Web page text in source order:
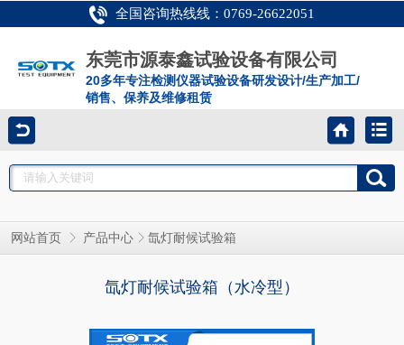
全国咨询热线线：0769-26622051
东莞市源泰鑫试验设备有限公司
20多年专注检测仪器试验设备研发设计/生产加工/
销售、保养及维修租赁
网站首页 产品中心 氙灯耐候试验箱
氙灯耐候试验箱（水冷型）